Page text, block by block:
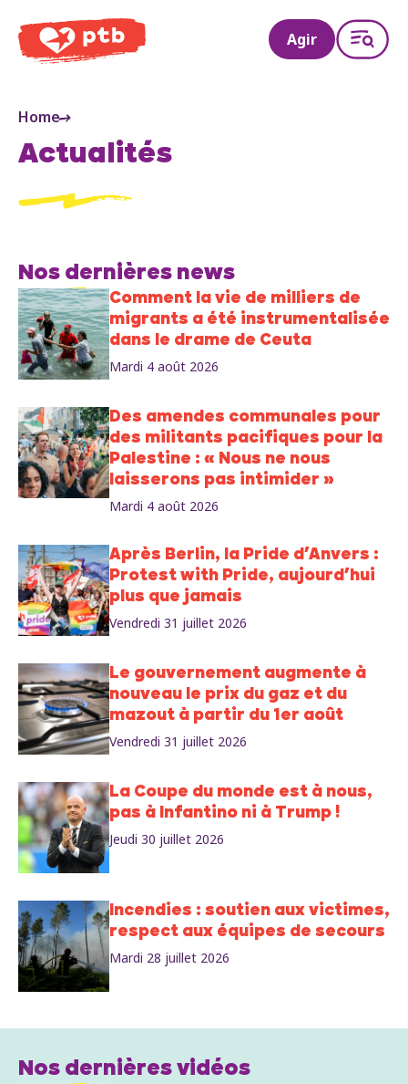
PTB
Agir
Home
Actualités
Nos dernières news
Comment la vie de milliers de
migrants a été instrumentalisée
dans le drame de Ceuta
Mardi 4 août 2026
Des amendes communales pour
des militants pacifiques pour la
Palestine : « Nous ne nous
laisserons pas intimider »
Mardi 4 août 2026
Après Berlin, la Pride d’Anvers :
Protest with Pride, aujourd’hui
plus que jamais
Vendredi 31 juillet 2026
Le gouvernement augmente à
nouveau le prix du gaz et du
mazout à partir du 1er août
Vendredi 31 juillet 2026
La Coupe du monde est à nous,
pas à Infantino ni à Trump !
Jeudi 30 juillet 2026
Incendies : soutien aux victimes,
respect aux équipes de secours
Mardi 28 juillet 2026
Nos dernières vidéos